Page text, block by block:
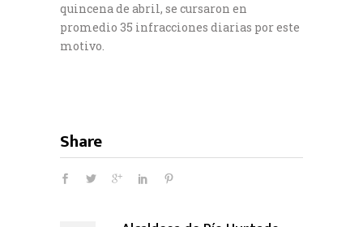
quincena de abril, se cursaron en
promedio 35 infracciones diarias por este
motivo.
Share